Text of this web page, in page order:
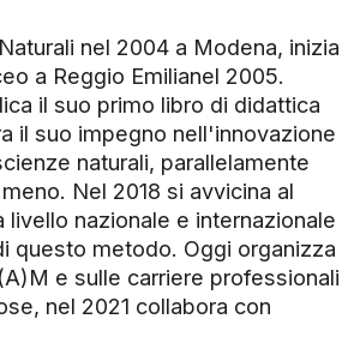
nel 2004 a Modena, inizia
a Reggio Emilianel 2005.
il suo primo libro di didattica
il suo impegno nell'innovazione
naturali, parallelamente
Nel 2018 si avvicina al
nazionale e internazionale
questo metodo. Oggi organizza
e sulle carriere professionali
nel 2021 collabora con